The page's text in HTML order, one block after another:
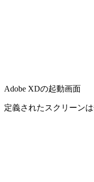
Adobe XDの起動画面
定義されたスクリーン